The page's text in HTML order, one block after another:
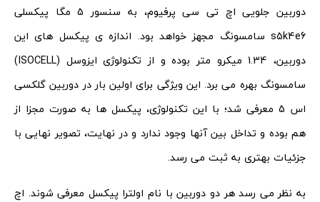
دوربین جلویی اچ تی سی پرفیوم، به سنسور 5 مگا پیکسلی
s5k4e6 سامسونگ مجهز خواهد بود. اندازه ی پیکسل های این
دوربین، 1.34 میکرو متر بوده و از تکنولوژی ایزوسل (ISOCELL)
سامسونگ بهره می برد. این ویژگی برای اولین بار در دوربین گلکسی
اس 5 معرفی شد؛ با این تکنولوژی، پیکسل ها به صورت مجزا از
هم بوده و تداخل بین آنها وجود ندارد و در نهایت، تصویر نهایی با
جزئیات بهتری به ثبت می رسد.
به نظر می رسد هر دو دوربین با نام اولترا پیکسل معرفی شوند. اچ